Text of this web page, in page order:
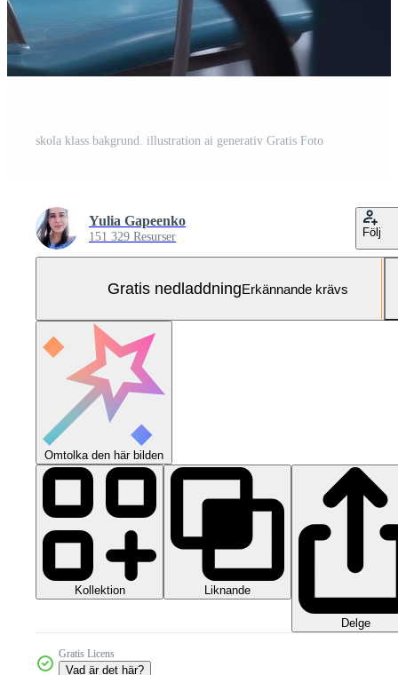
skola klass bakgrund. illustration ai generativ Gratis Foto
Yulia Gapeenko
151 329 Resurser Följ
Gratis nedladdningErkännande krävs
Omtolka den här bilden
Kollektion Liknande
Delge
Gratis Licens
Vad är det här?